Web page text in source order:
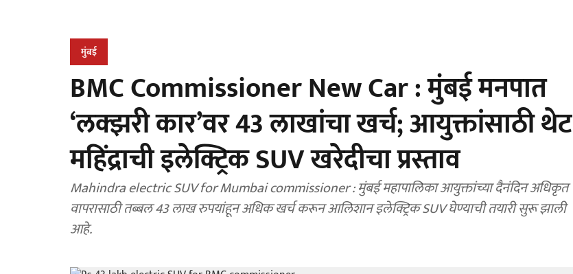
मुंबई
BMC Commissioner New Car : मुंबई मनपात
‘लक्झरी कार’वर 43 लाखांचा खर्च; आयुक्तांसाठी थेट
महिंद्राची इलेक्ट्रिक SUV खरेदीचा प्रस्ताव
Mahindra electric SUV for Mumbai commissioner : मुंबई महापालिका आयुक्तांच्या दैनंदिन अधिकृत
वापरासाठी तब्बल 43 लाख रुपयांहून अधिक खर्च करून आलिशान इलेक्ट्रिक SUV घेण्याची तयारी सुरू झाली
आहे.